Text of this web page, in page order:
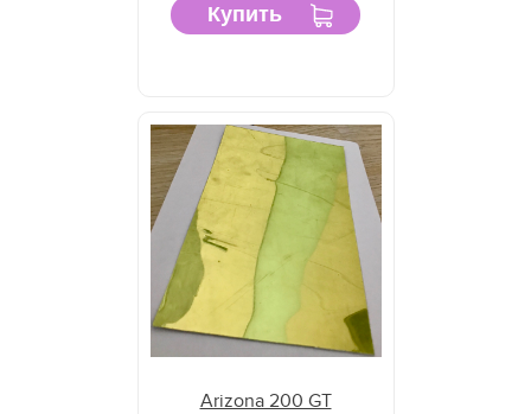
Купить
Arizona 200 GT